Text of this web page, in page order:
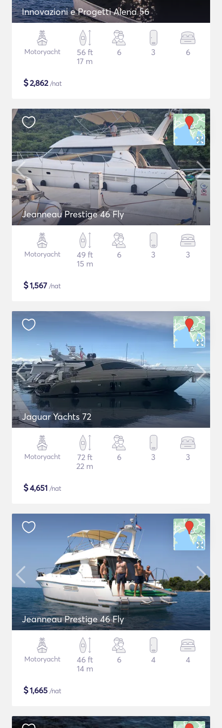
Innovazioni e Progetti Alena 56
Motoryacht
56 ft
17 m
6 3 6
$2,862/nat
Jeanneau Prestige 46 Fly
Motoryacht
49 ft
15 m
6 3 3
$1,567 /nat
Jaguar Yachts 72
Motoryacht
72 ft
22 m
6 3 3
$4,651 /nat
Jeanneau Prestige 46 Fly
Motoryacht
46 ft
14 m
6 4 4
$1,665 /nat